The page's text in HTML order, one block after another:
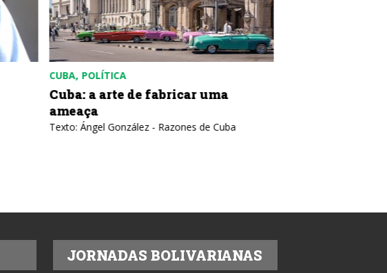
CUBA POLÍTICA
Cuba: a arte de fabricar uma
ameaça
Texto: Ángel González - Razones de Cuba
JORNADAS BOLIVARIANAS